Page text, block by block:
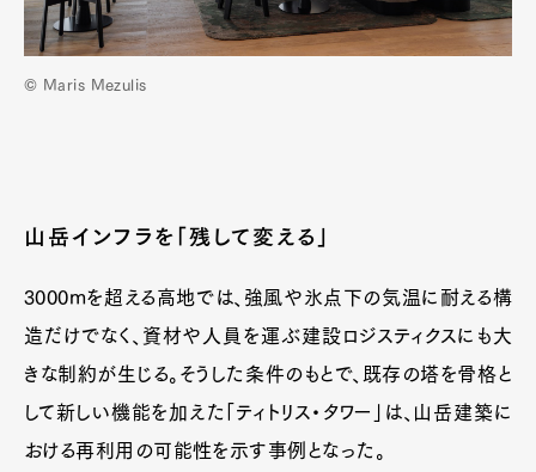
© Maris Mezulis
山岳インフラを「残して変える」
3000mを超える高地では、強風や氷点下の気温に耐える構
造だけでなく、資材や人員を運ぶ建設ロジスティクスにも大
きな制約が生じる。そうした条件のもとで、既存の塔を骨格と
して新しい機能を加えた「ティトリス・タワー」は、山岳建築に
おける再利用の可能性を示す事例となった。